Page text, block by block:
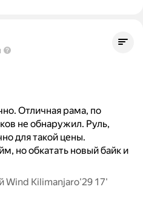
Отличная рама, по
не обнаружил. Руль,
для такой цены.
но обкатать новый байк и
Wind Kilimanjaro'29 17'